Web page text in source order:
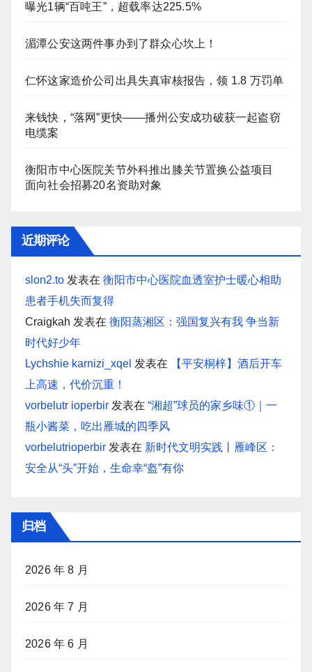
曝光1辆“百吨王”，超载率达225.5%
湄潭公安这两件事办到了群众心坎上！
仁怀这家造价公司出具失真审核报告，领 1.8 万罚单
来钱快，“落网”更快——播州公安成功破获一起盗窃
电缆案
衡阳市中心医院关节外科推出膝关节置换公益项目
面向社会招募20名资助对象
近期评论
slon2.to 发表在 衡阳市中心医院血透室护士暖心相助
患者手机失而复得
Craigkah 发表在 衡阳蒸湘区：强国复兴有我 争当新
时代好少年
Lychshie karnizi_xqel 发表在
【平安桐梓】酒后开车
上高速，代价沉重！
vorbelutr ioperbir 发表在 “湘超”球员的家乡味①｜一
瓶小酱菜，吃出雁城的四季风
vorbelutrioperbir 发表在 新时代文明实践丨雁峰区：
安全从“头”开始，生命幸“盔”有你
归档
2026 年 8 月
2026 年 7 月
2026 年 6 月